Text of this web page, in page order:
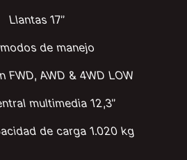
Llantas 17”
de manejo
FWD, AWD & 4WD LOW
multimedia 12,3”
de carga 1.020 kg